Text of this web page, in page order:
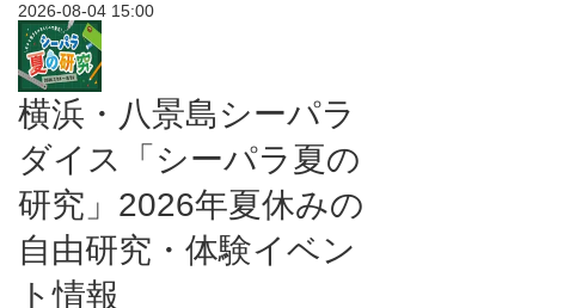
2026-08-04 15:00
横浜・八景島シーパラ
ダイス「シーパラ夏の
研究」2026年夏休みの
自由研究・体験イベン
ト情報